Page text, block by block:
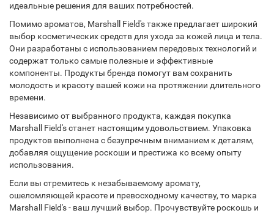
идеальные решения для ваших потребностей.
Помимо ароматов, Marshall Field's также предлагает широкий
выбор косметических средств для ухода за кожей лица и тела.
Они разработаны с использованием передовых технологий и
содержат только самые полезные и эффективные
компоненты. Продукты бренда помогут вам сохранить
молодость и красоту вашей кожи на протяжении длительного
времени.
Независимо от выбранного продукта, каждая покупка
Marshall Field's станет настоящим удовольствием. Упаковка
продуктов выполнена с безупречным вниманием к деталям,
добавляя ощущение роскоши и престижа ко всему опыту
использования.
Если вы стремитесь к незабываемому аромату,
ошеломляющей красоте и превосходному качеству, то марка
Marshall Field's - ваш лучший выбор. Прочувствуйте роскошь и